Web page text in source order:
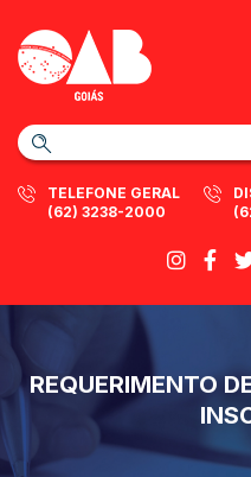
TELEFONE GERAL
(62) 3238-2000
REQUERIMENTO